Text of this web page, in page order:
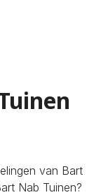
van Bart
Nab Tuinen?